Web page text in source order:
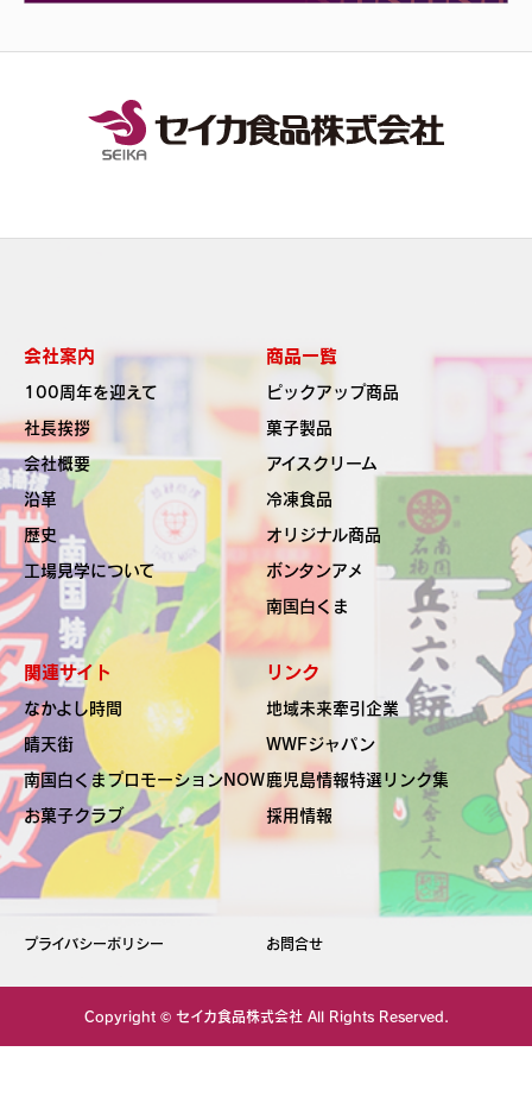
会社案内
100周年を迎えて
社長挨拶
会社概要
沿革
歴史
工場見学について
商品一覧
ピックアップ商品
菓子製品
アイスクリーム
冷凍食品
オリジナル商品
ボンタンアメ
南国白くま
関連サイト
なかよし時間
晴天街
南国白くまプロモーションNOW
お菓子クラブ
リンク
地域未来牽引企業
WWFジャパン
鹿児島情報特選リンク集
採用情報
プライバシーポリシー お問合せ
Copyright © セイカ食品株式会社All Rights Reserved.